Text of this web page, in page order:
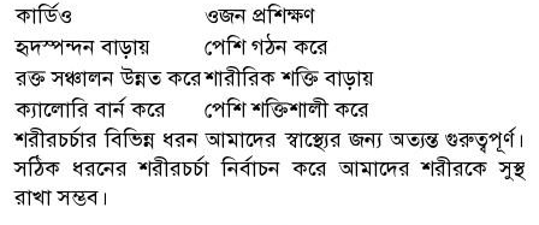
কার্ডিও
ওজন প্রশিক্ষণ
হৃদস্পন্দন বাড়ায়
পেশি গঠন করে
রক্ত সঞ্চালন উন্নত করেশারীরিক শক্তি বাড়ায়
ক্যালোরি বার্ন করে
পেশি শক্তিশালী করে
শরীরচর্চার বিভিন্ন ধরন আমাদের স্বাস্থ্যের জন্য অত্যন্ত গুরুত্বপূর্ণ।
সঠিক ধরনের শরীরচর্চা নির্বাচন করে আমাদের শরীরকে সুস্থ
রাখা সম্ভব।